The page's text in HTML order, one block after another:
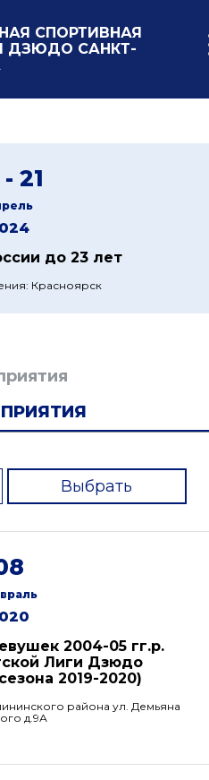
СПОРТИВНАЯ
ДЗЮДО САНКТ-
21
до 23 лет
Красноярск
Выбрать
2004-05 гг.р.
Лиги Дзюдо
2019-2020)
района ул. Демьяна
д.9А